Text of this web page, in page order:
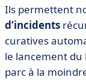
Ils permettent
d’incidents
curatives
le lancement du
parc à la